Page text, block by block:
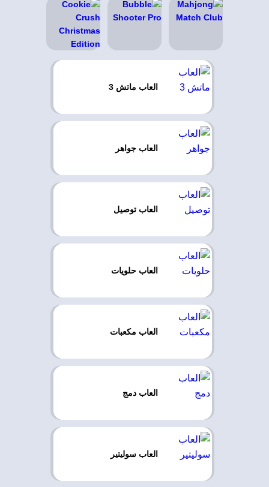
العاب ماتش 3
العاب جواهر
العاب توصيل
العاب حلويات
العاب مكعبات
العاب دمج
العاب سوليتير